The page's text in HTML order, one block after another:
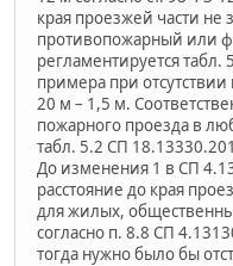
края проезжей части не
противопожарный или
регламентируется
примера при
20 м – 1,5 м.
пожарного проезда в
табл. 5.2 СП
До изменения 1 в СП
расстояние до края
для жилых,
согласно п. 8.8 СП
тогда нужно было бы